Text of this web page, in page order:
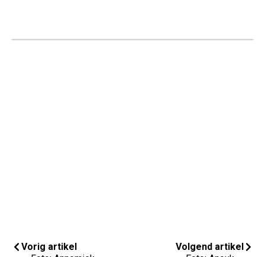
Vorig artikel
Volgend artikel